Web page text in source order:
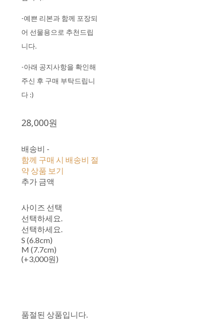
-예쁜 리본과 함께 포장되
어 선물용으로 추천드립
니다.
-아래 공지사항을 확인해
주신 후 구매 부탁드립니
다 :)
28,000원
배송비 -
함께 구매 시 배송비 절
약 상품 보기
추가 금액
사이즈 선택
선택하세요.
선택하세요.
S (6.8cm)
M (7.7cm)
(+3,000원)
품절된 상품입니다.